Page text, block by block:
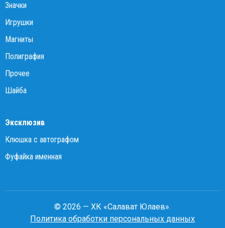
Значки
Игрушки
Магниты
Полиграфия
Прочее
Шайба
Эксклюзив
Клюшка с автографом
Фуфайка именная
© 2026 — ХК «Салават Юлаев».
Политика обработки персональных данных